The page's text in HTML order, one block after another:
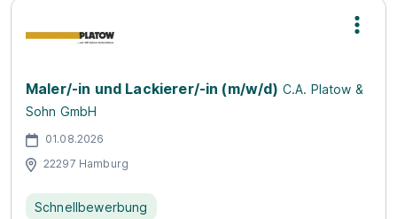
Maler/-in und Lackierer/-in (m/w/d) C.A. Platow &
Sohn GmbH
01.08.2026
22297 Hamburg
Schnellbewerbung